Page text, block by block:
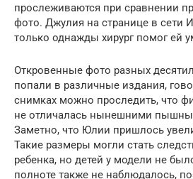
прослеживаются при сравнении
фото. Джулия на странице в сети
только однажды хирург помог ей
Откровенные фото разных
попали в различные издания,
снимках можно проследить, что
не отличалась нынешними
Заметно, что Юлии пришлось
Такие размеры могли стать
ребенка, но детей у модели не
полноте также не наблюдалось,